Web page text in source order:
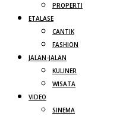
PROPERTI
ETALASE
CANTIK
FASHION
JALAN-JALAN
KULINER
WISATA
VIDEO
SINEMA